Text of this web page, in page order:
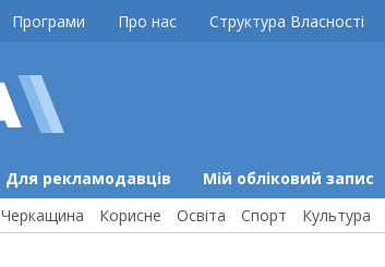
Програми Про нас Структура Власності
Для рекламодавців Мій обліковий запис
Черкащина Корисне Освіта Спорт Культура